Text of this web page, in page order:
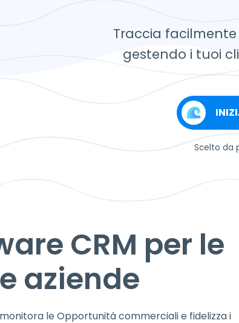
Traccia
gestendo i tuoi
Scelto da
CRM per le
aziende
le Opportunità commerciali e fidelizza i